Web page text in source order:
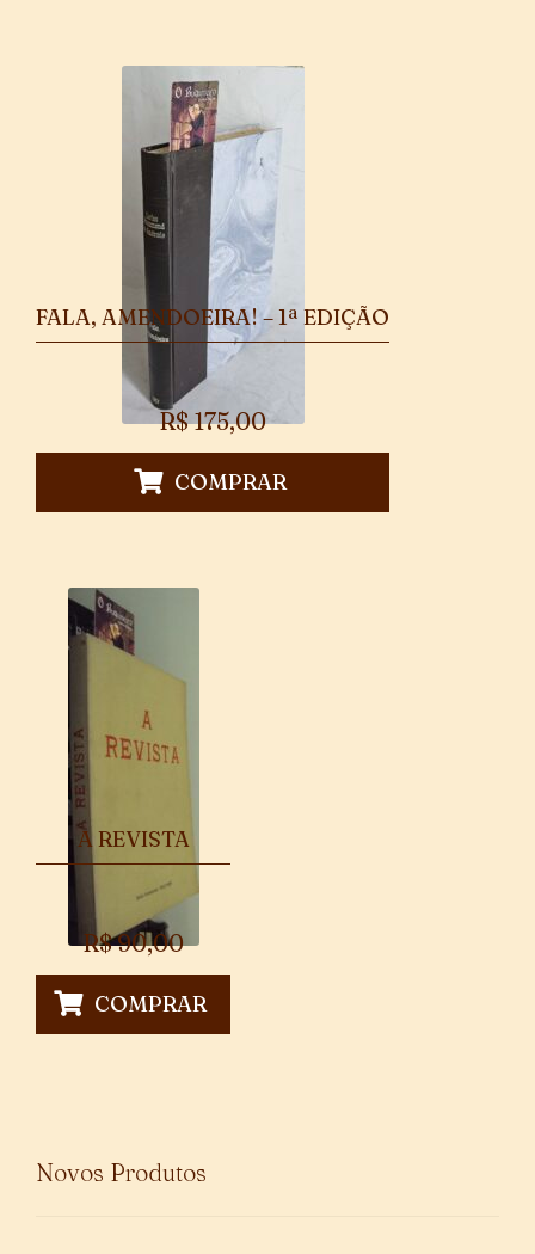
FALA, AMENDOEIRA! – 1ª EDIÇÃO
R$175,00
COMPRAR
A REVISTA
R$90,00
COMPRAR
Novos Produtos